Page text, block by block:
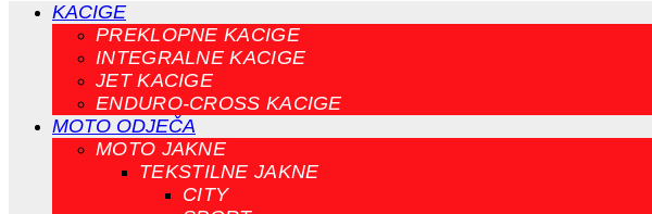
KACIGE
PREKLOPNE KACIGE
INTEGRALNE KACIGE
JET KACIGE
ENDURO-CROSS KACIGE
MOTO ODJEČA
MOTO JAKNE
TEKSTILNE JAKNE
CITY